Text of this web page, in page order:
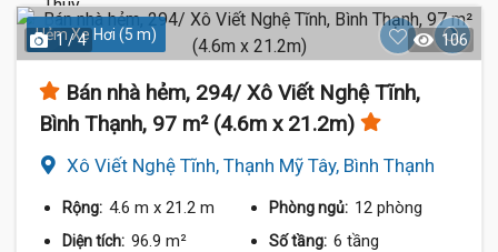
Hẻm Xe Hơi (5 m)
1 / 4 106
Bán nhà hẻm, 294/ Xô Viết Nghệ Tĩnh,
Bình Thạnh, 97 m² (4.6m x 21.2m)
Xô Viết Nghệ Tĩnh, Thạnh Mỹ Tây, Bình Thạnh
Rộng: 4.6 m x 21.2 m Phòng ngủ: 12 phòng
Diện tích: 96.9 m² Số tầng: 6 tầng